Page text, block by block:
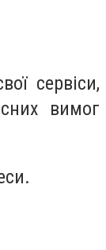
сервіси,
вимог